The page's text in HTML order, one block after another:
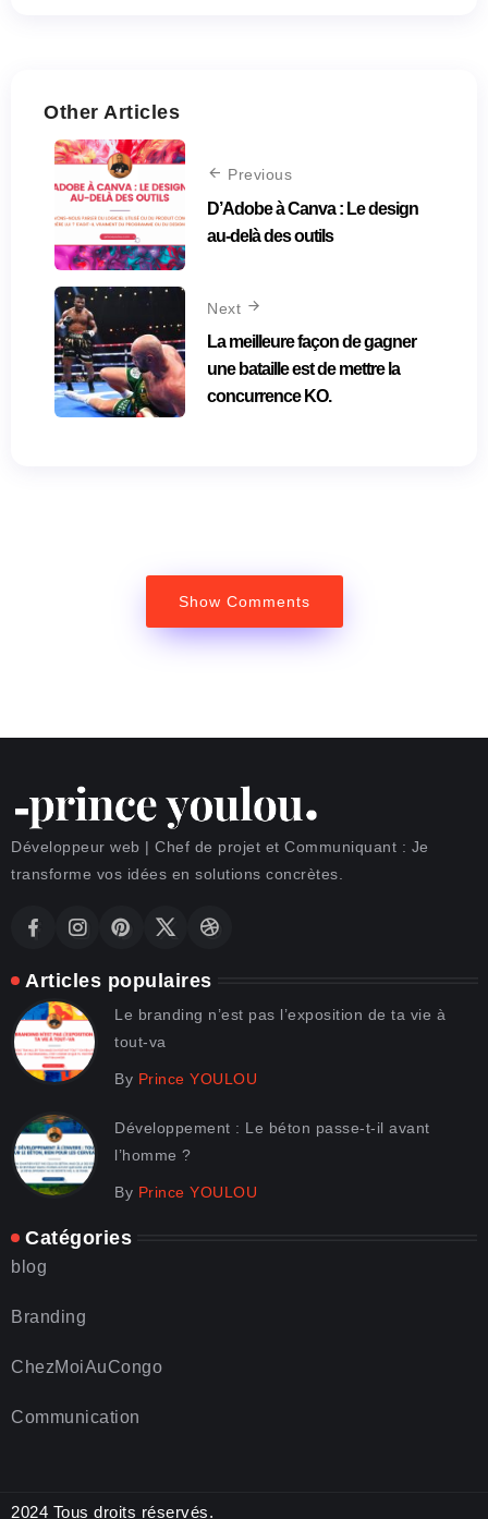
Other Articles
Previous
D’Adobe à Canva : Le design
au-delà des outils
Next
La meilleure façon de gagner
une bataille est de mettre la
concurrence KO.
Show Comments
Développeur web | Chef de projet et Communiquant : Je
transforme vos idées en solutions concrètes.
Articles populaires
Le branding n’est pas l’exposition de ta vie à
tout-va
By Prince YOULOU
Développement : Le béton passe-t-il avant
l’homme ?
By Prince YOULOU
Catégories
blog
Branding
ChezMoiAuCongo
Communication
2024 Tous droits réservés.